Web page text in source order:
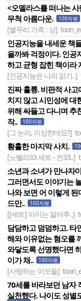
<오멜라스를 떠나는
무척 아름다운.
100자평
[별무리 가족 : 상]
인공지능을 내세운 책
을까봐 걱정이다. 인공
하고 균형 잡힌 책이라
[인공지능은 나의 읽기..]
진짜 훌륭. 비판적 사
치지 않고 시민성에 대
위해 싸들고 다니며 추
작..
100자평
[그 논리, 이상한데요?]
황홀한 마지막 사치.
[노벨라33 세트 - 전33..]
소년과 소녀가 만나자
그러면서도 이야기는
나와 보면 어 이렇게
드만..
100자평
[[세트] 아이는 알아주..]
담담하고 덤덤하고. 타
해와 이유없는 혐오를
와닿도록 선명했다면
이가 채..
100자평
[사랑하는 이모들]
70세를 바라보던 남자
실천했다. 나이도 성별